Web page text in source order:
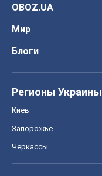
OBOZ.UA
Мир
Блоги
Регионы Украины
Киев
Запорожье
Черкассы